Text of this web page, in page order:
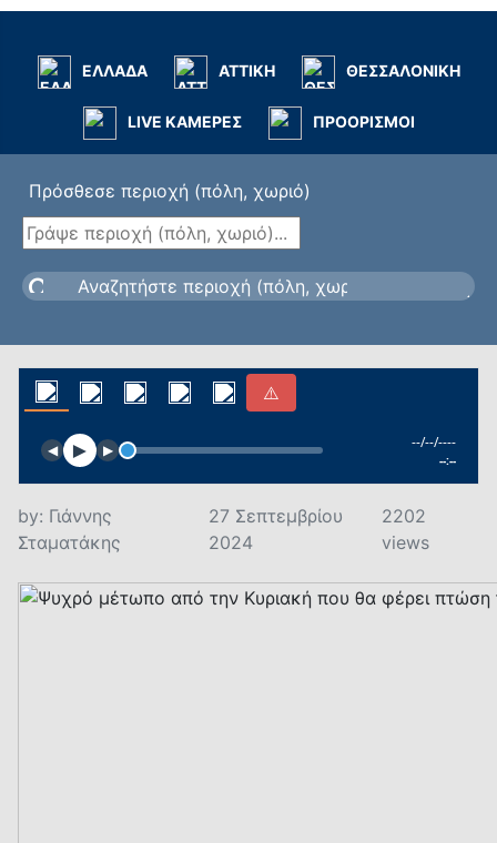
ΕΛΛΑΔΑ ΑΤΤΙΚΗ ΘΕΣΣΑΛΟΝΙΚΗ
LIVE ΚΑΜΕΡΕΣ ΠΡΟΟΡΙΣΜΟΙ
Πρόσθεσε περιοχή (πόλη, χωριό)
⚠️
◀ ► ▶ --/--/----
--:--
by: Γιάννης
Σταματάκης
27 Σεπτεμβρίου
2024
2202
views